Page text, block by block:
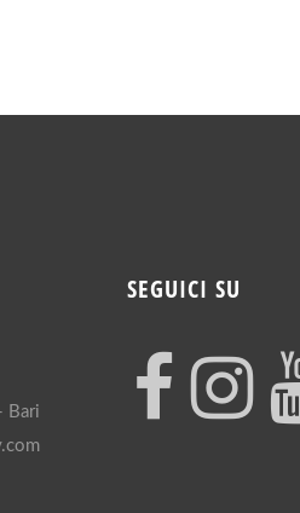
Bari
SEGUICI SU